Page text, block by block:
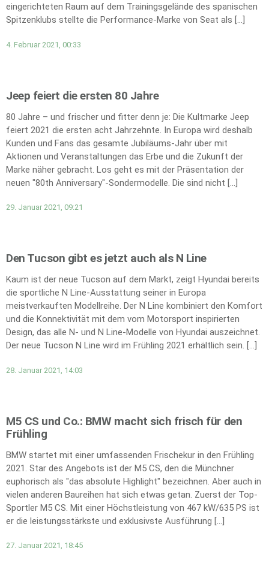
eingerichteten Raum auf dem Trainingsgelände des spanischen
Spitzenklubs stellte die Performance-Marke von Seat als […]
4. Februar 2021, 00:33
Jeep feiert die ersten 80 Jahre
80 Jahre – und frischer und fitter denn je: Die Kultmarke Jeep
feiert 2021 die ersten acht Jahrzehnte. In Europa wird deshalb
Kunden und Fans das gesamte Jubiläums-Jahr über mit
Aktionen und Veranstaltungen das Erbe und die Zukunft der
Marke näher gebracht. Los geht es mit der Präsentation der
neuen "80th Anniversary"-Sondermodelle. Die sind nicht […]
29. Januar 2021, 09:21
Den Tucson gibt es jetzt auch als N Line
Kaum ist der neue Tucson auf dem Markt, zeigt Hyundai bereits
die sportliche N Line-Ausstattung seiner in Europa
meistverkauften Modellreihe. Der N Line kombiniert den Komfort
und die Konnektivität mit dem vom Motorsport inspirierten
Design, das alle N- und N Line-Modelle von Hyundai auszeichnet.
Der neue Tucson N Line wird im Frühling 2021 erhältlich sein. […]
28. Januar 2021, 14:03
M5 CS und Co.: BMW macht sich frisch für den
Frühling
BMW startet mit einer umfassenden Frischekur in den Frühling
2021. Star des Angebots ist der M5 CS, den die Münchner
euphorisch als "das absolute Highlight" bezeichnen. Aber auch in
vielen anderen Baureihen hat sich etwas getan. Zuerst der Top-
Sportler M5 CS. Mit einer Höchstleistung von 467 kW/635 PS ist
er die leistungsstärkste und exklusivste Ausführung […]
27. Januar 2021, 18:45